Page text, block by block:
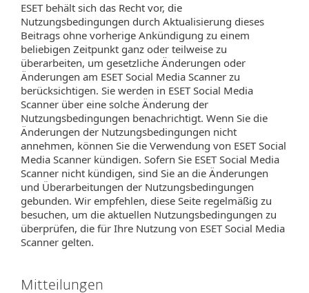
ESET behält sich das Recht vor, die
Nutzungsbedingungen durch Aktualisierung dieses
Beitrags ohne vorherige Ankündigung zu einem
beliebigen Zeitpunkt ganz oder teilweise zu
überarbeiten, um gesetzliche Änderungen oder
Änderungen am ESET Social Media Scanner zu
berücksichtigen. Sie werden in ESET Social Media
Scanner über eine solche Änderung der
Nutzungsbedingungen benachrichtigt. Wenn Sie die
Änderungen der Nutzungsbedingungen nicht
annehmen, können Sie die Verwendung von ESET Social
Media Scanner kündigen. Sofern Sie ESET Social Media
Scanner nicht kündigen, sind Sie an die Änderungen
und Überarbeitungen der Nutzungsbedingungen
gebunden. Wir empfehlen, diese Seite regelmäßig zu
besuchen, um die aktuellen Nutzungsbedingungen zu
überprüfen, die für Ihre Nutzung von ESET Social Media
Scanner gelten.
Mitteilungen